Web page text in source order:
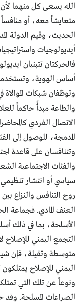
الله يسعى كل منهما
متعايشاً معه، أو
الحديث، وقيم الدولة
أيديولوجيات
فالحركتان تتبنيان
أساس الهوية،
وتوظفان شبكات
والطاعة مبدأً حاكماً
الاتصال الفردي
المدمجة، للوصول إلى
وتتنافسان على قاعدة
والفئات الاجتماعية
سياسي أو انتشار
روح التنافس والنزاع
العنف المادي. فجماعة
الأسلحة، بما في ذلك
التجمع اليمني
متوسطة وثقيلة، فإن
اليمني للإصلاح
ونوعاً عن تلك التي
الصراعات المسلحة. وقد